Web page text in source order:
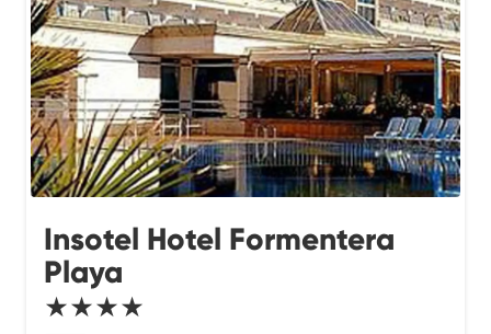
Insotel Hotel Formentera
Playa
★★★★